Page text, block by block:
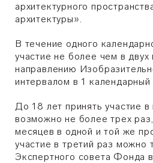
архитектурного
архитектуры».
В течение одного
участие не более чем в двух
направлению
интервалом в 1
До 18 лет принять участие
возможно не более трех
месяцев в одной и той же
участие в третий раз можно
Экспертного совета Фонда